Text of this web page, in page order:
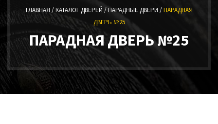
ГЛАВНАЯ /КАТАЛОГ ДВЕРЕЙ /ПАРАДНЫЕ ДВЕРИ /ПАРАДНАЯ
ДВЕРЬ №25
ПАРАДНАЯ ДВЕРЬ №25